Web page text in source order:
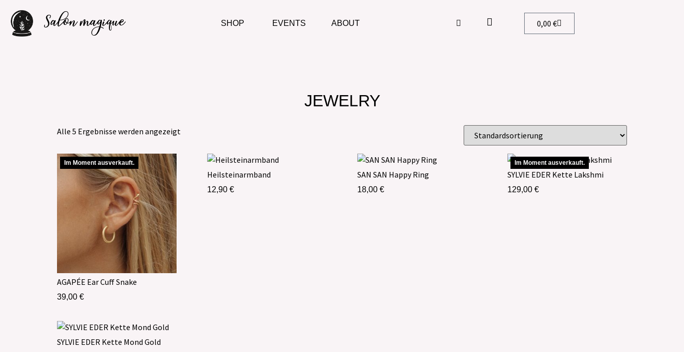
Salon magique SHOP EVENTS ABOUT 0,00€
JEWELRY
Alle 5 Ergebnisse werden angezeigt
Im Moment ausverkauft.
AGAPÉE Ear Cuff Snake
39,00 €
Heilsteinarmband
12,90 €
SAN SAN Happy Ring
18,00 €
Im Moment ausverkauft.
SYLVIE EDER Kette Lakshmi
129,00 €
SYLVIE EDER Kette Mond Gold